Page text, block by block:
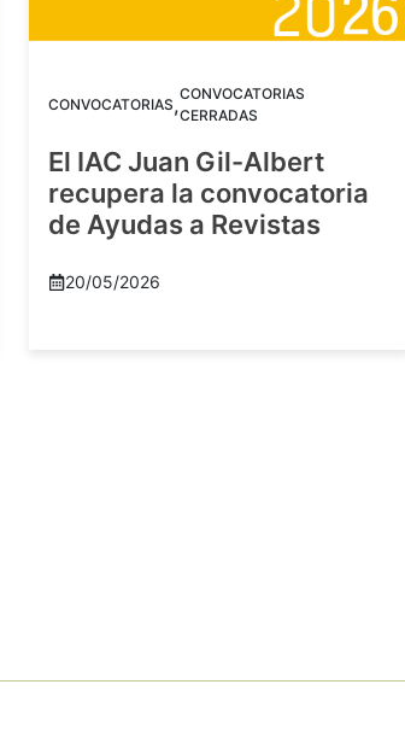
CONVOCATORIAS,CONVOCATORIAS
CERRADAS
El IAC Juan Gil-Albert
recupera la convocatoria
de Ayudas a Revistas
20/05/2026